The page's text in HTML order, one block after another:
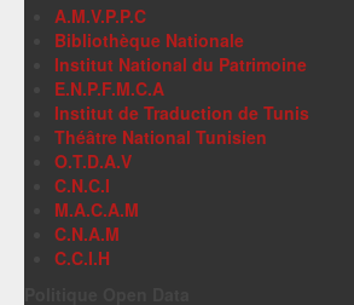
A.M.V.P.P.C
Bibliothèque Nationale
Institut National du Patrimoine
E.N.P.F.M.C.A
Institut de Traduction de Tunis
Théâtre National Tunisien
O.T.D.A.V
C.N.C.I
M.A.C.A.M
C.N.A.M
C.C.I.H